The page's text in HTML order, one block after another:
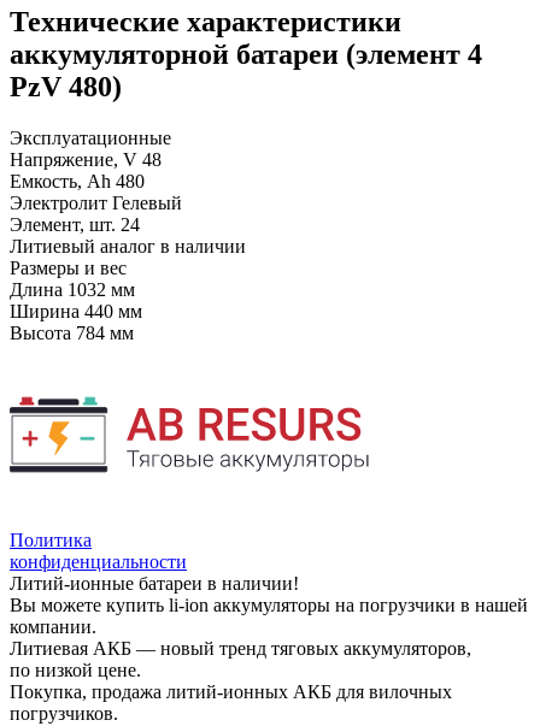
Технические характеристики
аккумуляторной батареи (элемент 4
PzV 480)
Эксплуатационные
Напряжение, V 48
Емкость, Ah 480
Электролит Гелевый
Элемент, шт. 24
Литиевый аналог в наличии
Размеры и вес
Длина 1032 мм
Ширина 440 мм
Высота 784 мм
Политика
конфиденциальности
Литий-ионные батареи в наличии!
Вы можете купить li-ion аккумуляторы на погрузчики в нашей
компании.
Литиевая АКБ — новый тренд тяговых аккумуляторов,
по низкой цене.
Покупка, продажа литий-ионных АКБ для вилочных
погрузчиков.